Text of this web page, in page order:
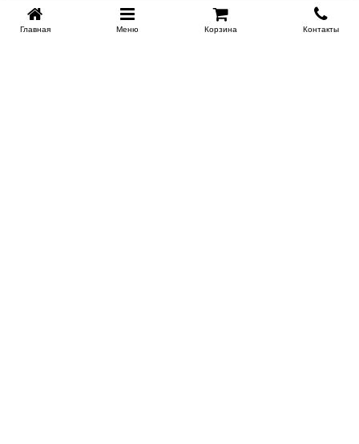
Главная Меню Корзина Контакты